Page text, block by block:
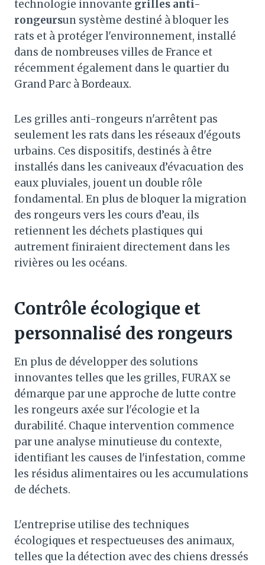
technologie innovante grilles anti-
rongeursun système destiné à bloquer les
rats et à protéger l'environnement, installé
dans de nombreuses villes de France et
récemment également dans le quartier du
Grand Parc à Bordeaux.
Les grilles anti-rongeurs n'arrêtent pas
seulement les rats dans les réseaux d'égouts
urbains. Ces dispositifs, destinés à être
installés dans les caniveaux d’évacuation des
eaux pluviales, jouent un double rôle
fondamental. En plus de bloquer la migration
des rongeurs vers les cours d’eau, ils
retiennent les déchets plastiques qui
autrement finiraient directement dans les
rivières ou les océans.
Contrôle écologique et
personnalisé des rongeurs
En plus de développer des solutions
innovantes telles que les grilles, FURAX se
démarque par une approche de lutte contre
les rongeurs axée sur l'écologie et la
durabilité. Chaque intervention commence
par une analyse minutieuse du contexte,
identifiant les causes de l'infestation, comme
les résidus alimentaires ou les accumulations
de déchets.
L'entreprise utilise des techniques
écologiques et respectueuses des animaux,
telles que la détection avec des chiens dressés